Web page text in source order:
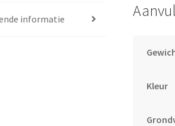
informatie
Kleur